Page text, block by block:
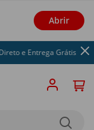
Abrir
e Entrega Grátis